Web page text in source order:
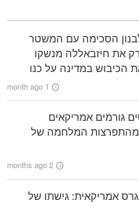
של ארה"ב: טהרן לא
לסטירה
הלוויית 112 חללים בעזה / מספר החללים בעזה הגיע ליותר מ-73
עם אמריקה והמשטר הציוני
הסכימה עם המשטר
את חיזבאללה מנשקו
הכיבוש במדינה על כנו
1 month ago
גורמים אמריקאים
המלחמה של
2 months ago
אמריקאית: גישתו של